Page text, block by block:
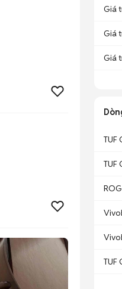
Giá
Giá
Giá
TUF
TUF
TUF